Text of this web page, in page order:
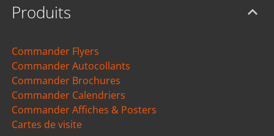
Produits
Commander Flyers
Commander Autocollants
Commander Brochures
Commander Calendriers
Commander Affiches & Posters
Cartes de visite